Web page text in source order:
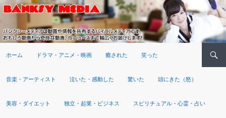
ホーム ドラマ・アニメ・映画 癒された 笑った
音楽・アーティスト 泣いた・感動した 驚いた 頭にきた（怒）
美容・ダイエット 独立・起業・ビジネス スピリチュアル・心霊・占い